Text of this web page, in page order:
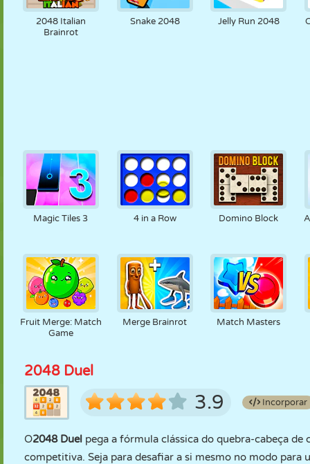
2048 Italian
Brainrot
Snake 2048 Jelly Run 2048
Magic Tiles 3 4 in a Row Domino Block
Fruit Merge: Match
Game
Merge Brainrot Match Masters
2048 Duel
3.9 Incorporar
O2048 Duel pega a fórmula clássica do quebra-cabeça
competitiva. Seja para desafiar a si mesmo no modo